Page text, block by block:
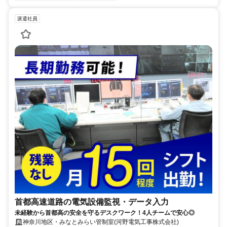
派遣社員
首都高速道路の電気設備監視・データ入力
未経験から首都高の安全を守るデスクワーク！4人チームで安心◎
神奈川地区・みなとみらい管制室(河野電気工事株式会社)